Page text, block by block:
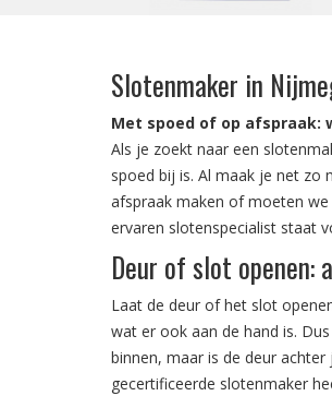
Slotenmaker in
Met spoed of op afspraak:
Als je zoekt naar een
spoed bij is. Al maak je net zo
afspraak maken of moeten
ervaren slotenspecialist staat
Deur of slot openen:
Laat de deur of het slot
wat er ook aan de hand is.
binnen, maar is de deur
gecertificeerde slotenmaker